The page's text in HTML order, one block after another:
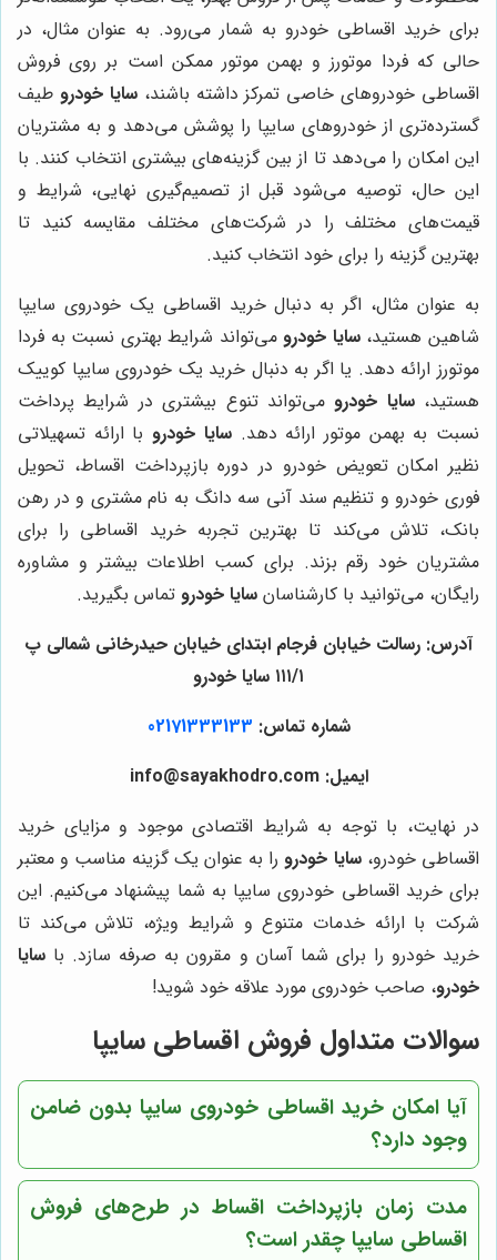
برای خرید اقساطی خودرو به شمار می‌رود. به عنوان مثال، در
حالی که فردا موتورز و بهمن موتور ممکن است بر روی فروش
اقساطی خودروهای خاصی تمرکز داشته باشند،سایا خودرو طیف
گسترده‌تری از خودروهای سایپا را پوشش می‌دهد و به مشتریان
این امکان را می‌دهد تا از بین گزینه‌های بیشتری انتخاب کنند. با
این حال، توصیه می‌شود قبل از تصمیم‌گیری نهایی، شرایط و
قیمت‌های مختلف را در شرکت‌های مختلف مقایسه کنید تا
بهترین گزینه را برای خود انتخاب کنید.
به عنوان مثال، اگر به دنبال خرید اقساطی یک خودروی سایپا
شاهین هستید،سایا خودرو می‌تواند شرایط بهتری نسبت به فردا
موتورز ارائه دهد. یا اگر به دنبال خرید یک خودروی سایپا کوییک
هستید،سایا خودرو می‌تواند تنوع بیشتری در شرایط پرداخت
نسبت به بهمن موتور ارائه دهد.سایا خودرو با ارائه تسهیلاتی
نظیر امکان تعویض خودرو در دوره بازپرداخت اقساط، تحویل
فوری خودرو و تنظیم سند آنی سه دانگ به نام مشتری و در رهن
بانک، تلاش می‌کند تا بهترین تجربه خرید اقساطی را برای
مشتریان خود رقم بزند. برای کسب اطلاعات بیشتر و مشاوره
رایگان، می‌توانید با کارشناسان سایا خودرو تماس بگیرید.
آدرس: رسالت خیابان فرجام ابتدای خیابان حیدرخانی شمالی پ
۱۱۱/۱ سایا خودرو
شماره تماس: 02171333133
ایمیل: info@sayakhodro.com
در نهایت، با توجه به شرایط اقتصادی موجود و مزایای خرید
اقساطی خودرو،سایا خودرو را به عنوان یک گزینه مناسب و معتبر
برای خرید اقساطی خودروی سایپا به شما پیشنهاد می‌کنیم. این
شرکت با ارائه خدمات متنوع و شرایط ویژه، تلاش می‌کند تا
خرید خودرو را برای شما آسان و مقرون به صرفه سازد. با سایا
خودرو، صاحب خودروی مورد علاقه خود شوید!
سوالات متداول فروش اقساطی سایپا
آیا امکان خرید اقساطی خودروی سایپا بدون ضامن
وجود دارد؟
مدت زمان بازپرداخت اقساط در طرح‌های فروش
اقساطی سایپا چقدر است؟